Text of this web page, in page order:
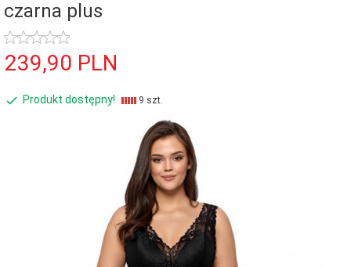
czarna plus
239,90 PLN
Produkt dostępny! 9 szt.